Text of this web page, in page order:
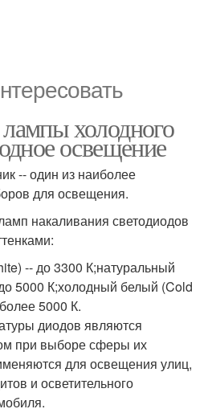
холодного
освещение
-- один из наиболее
для освещения.
накаливания светодиодов
-- до 3300 К;натуральный
5000 К;холодный белый (Cold
5000 К.
диодов являются
при выборе сферы их
для освещения улиц,
и осветительного